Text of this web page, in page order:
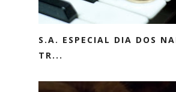
S.A. ESPECIAL DIA DOS
TR...